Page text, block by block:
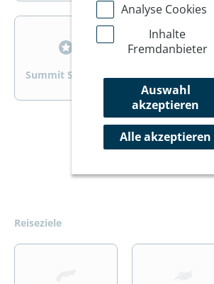
>
Summit Specials Rad
Reiseziele
>
>
Analyse Cookies
Inhalte
Fremdanbieter
Auswahl
akzeptieren
Alle akzeptieren